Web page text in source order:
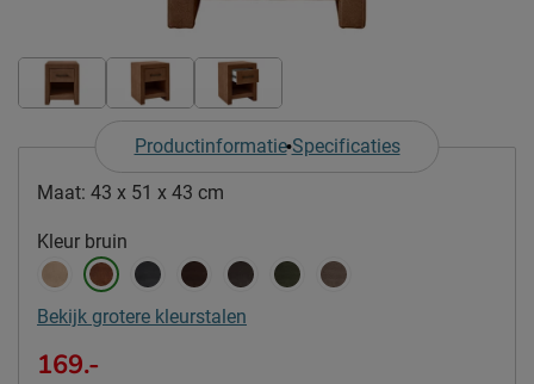
Productinformatie Specificaties
Maat: 43 x 51 x 43 cm
Kleur bruin
Bekijk grotere kleurstalen
169.-